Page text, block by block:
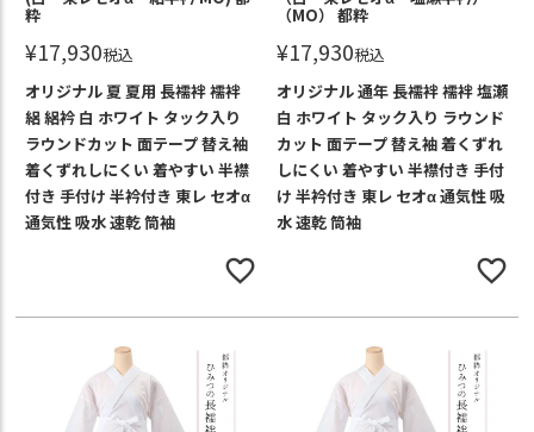
粋
¥17,930税込
オリジナル 夏 夏用 長襦袢 襦袢
絽 絽衿 白 ホワイト タック入り
ラウンドカット 面テープ 替え袖
着くずれしにくい 着やすい 半襟
付き 手付け 半衿付き 東レ セオα
通気性 吸水 速乾 筒袖
（MO） 都粋
¥17,930税込
オリジナル 通年 長襦袢 襦袢 塩瀬
白 ホワイト タック入り ラウンド
カット 面テープ 替え袖 着くずれ
しにくい 着やすい 半襟付き 手付
け 半衿付き 東レ セオα 通気性 吸
水 速乾 筒袖